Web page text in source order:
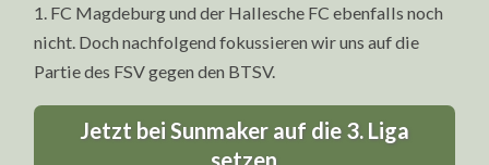
1. FC Magdeburg und der Hallesche FC ebenfalls noch
nicht. Doch nachfolgend fokussieren wir uns auf die
Partie des FSV gegen den BTSV.
Jetzt bei Sunmaker auf die 3. Liga
setzen